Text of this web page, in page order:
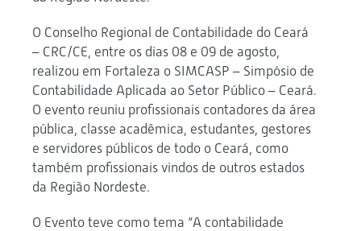
O Conselho Regional de Contabilidade do Ceará
– CRC/CE, entre os dias 08 e 09 de agosto,
realizou em Fortaleza o SIMCASP – Simpósio de
Contabilidade Aplicada ao Setor Público – Ceará.
O evento reuniu profissionais contadores da área
pública, classe acadêmica, estudantes, gestores
e servidores públicos de todo o Ceará, como
também profissionais vindos de outros estados
da Região Nordeste.
O Evento teve como tema “A contabilidade